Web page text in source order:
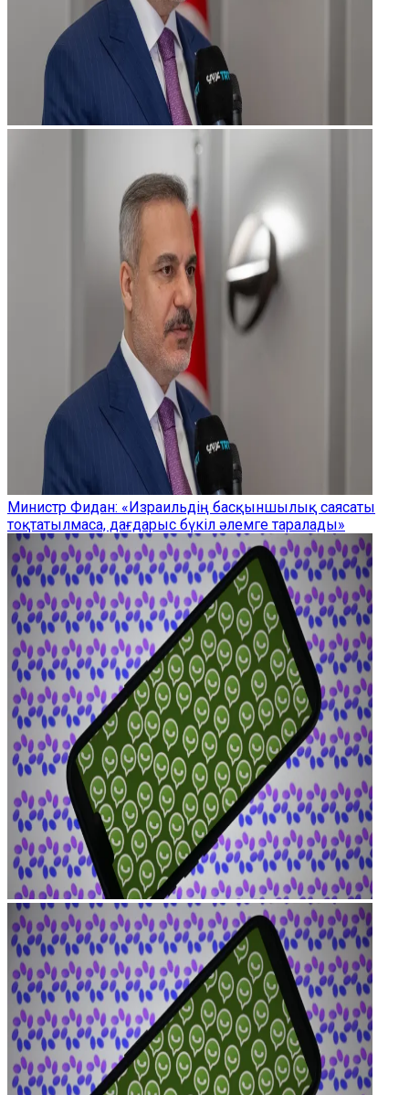
Министр Фидан: «Израильдің басқыншылық саясаты
тоқтатылмаса, дағдарыс бүкіл әлемге таралады»